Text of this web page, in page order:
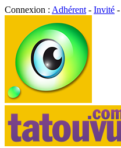
Connexion : Adhérent - Invité -